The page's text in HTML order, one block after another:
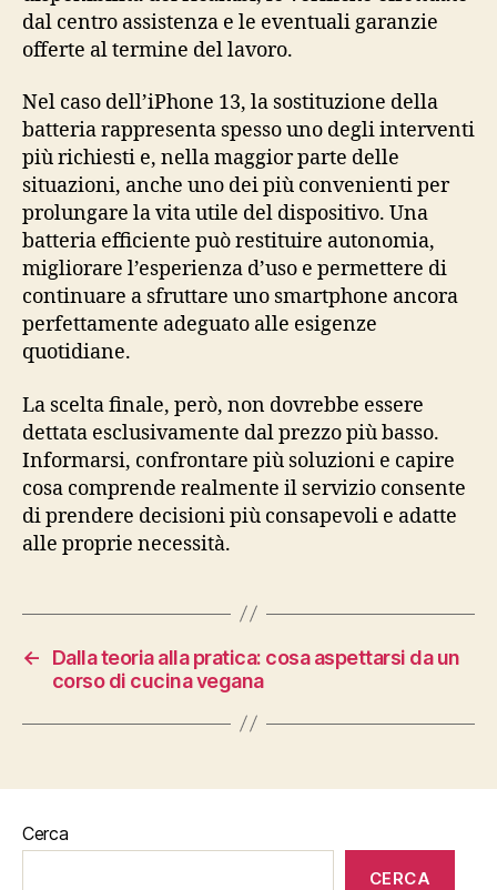
dal centro assistenza e le eventuali garanzie
offerte al termine del lavoro.
Nel caso dell’iPhone 13, la sostituzione della
batteria rappresenta spesso uno degli interventi
più richiesti e, nella maggior parte delle
situazioni, anche uno dei più convenienti per
prolungare la vita utile del dispositivo. Una
batteria efficiente può restituire autonomia,
migliorare l’esperienza d’uso e permettere di
continuare a sfruttare uno smartphone ancora
perfettamente adeguato alle esigenze
quotidiane.
La scelta finale, però, non dovrebbe essere
dettata esclusivamente dal prezzo più basso.
Informarsi, confrontare più soluzioni e capire
cosa comprende realmente il servizio consente
di prendere decisioni più consapevoli e adatte
alle proprie necessità.
←
Dalla teoria alla pratica: cosa aspettarsi da un
corso di cucina vegana
Cerca
CERCA